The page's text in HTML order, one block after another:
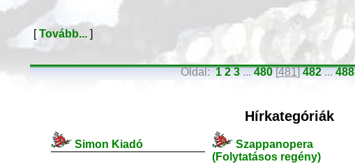
[Tovább... ]
Oldal:1 2 3...480[481]482...488
Hírkategóriák
Simon Kiadó
Szappanopera
(Folytatásos regény)